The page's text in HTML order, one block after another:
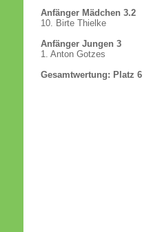
Anfänger Mädchen 3.2
10. Birte Thielke
Anfänger Jungen 3
1. Anton Gotzes
Gesamtwertung: Platz 6